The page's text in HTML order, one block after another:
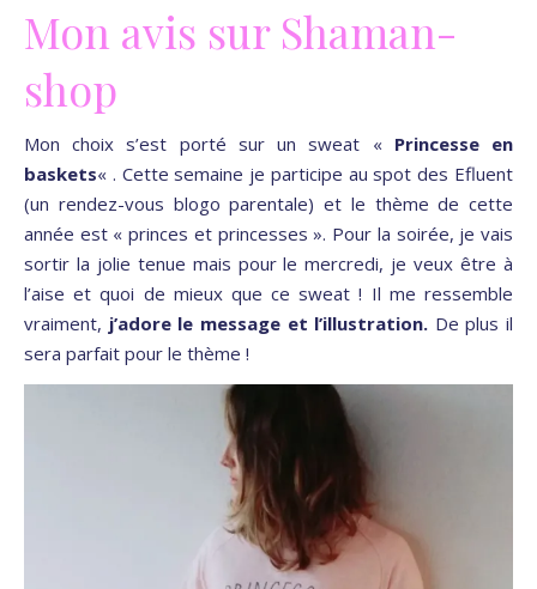
Mon avis sur Shaman-
shop
Mon choix s’est porté sur un sweat « Princesse en
baskets« . Cette semaine je participe au spot des Efluent
(un rendez-vous blogo parentale) et le thème de cette
année est « princes et princesses ». Pour la soirée, je vais
sortir la jolie tenue mais pour le mercredi, je veux être à
l’aise et quoi de mieux que ce sweat ! Il me ressemble
vraiment, j’adore le message et l’illustration. De plus il
sera parfait pour le thème !